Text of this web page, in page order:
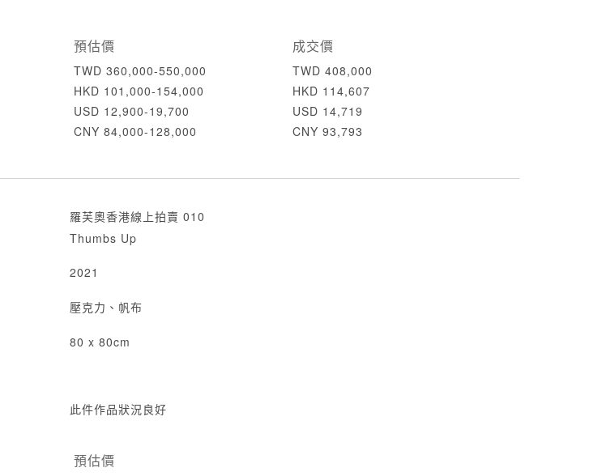
預估價
TWD 360,000-550,000
HKD 101,000-154,000
USD 12,900-19,700
CNY 84,000-128,000
成交價
TWD 408,000
HKD 114,607
USD 14,719
CNY 93,793
羅芙奧香港線上拍賣 010
Thumbs Up
2021
壓克力、帆布
80 x 80cm
此件作品狀況良好
預估價